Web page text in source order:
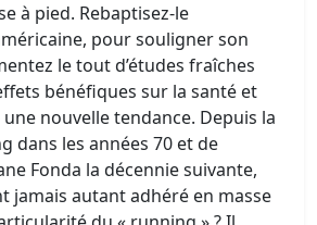
à pied. Rebaptisez-le
pour souligner son
le tout d’études fraîches
bénéfiques sur la santé et
une nouvelle tendance. Depuis la
dans les années 70 et de
Fonda la décennie suivante,
jamais autant adhéré en masse